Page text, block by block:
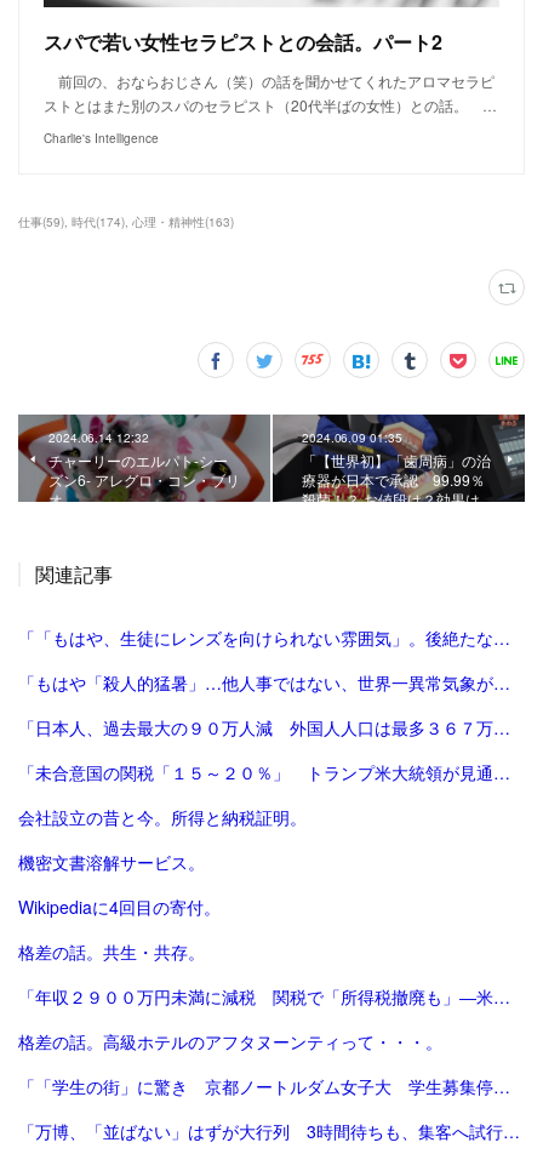
スパで若い女性セラピストとの会話。パート2
前回の、おならおじさん（笑）の話を聞かせてくれたアロマセラピ
ストとはまた別のスパのセラピスト（20代半ばの女性）との話。 …
Charlie's Intelligence
仕事(59) 時代(174) 心理・精神性(163)
2024.06.14 12:32
チャーリーのエルパト-シー
ズン6- アレグロ・コン・ブリ
オ
2024.06.09 01:35
「【世界初】「歯周病」の治
療器が日本で承認 99.99％
殺菌！？ お値段は？効果は…
関連記事
「「もはや、生徒にレンズを向けられない雰囲気」。後絶たない教員による盗撮、現場に波紋――運動会や修学旅行控え、先生が萎縮するワケ | 鹿児島のニュース | 南日本新聞デジタル」
「もはや「殺人的猛暑」…他人事ではない、世界一異常気象が発生する国とは？ | ニュースな本 | ダイヤモンド・オンライン」
「日本人、過去最大の９０万人減 外国人人口は最多３６７万人―総務省：時事ドットコム」
「未合意国の関税「１５～２０％」 トランプ米大統領が見通し：時事ドットコム」
会社設立の昔と今。所得と納税証明。
機密文書溶解サービス。
Wikipediaに4回目の寄付。
格差の話。共生・共存。
「年収２９００万円未満に減税 関税で「所得税撤廃も」―米大統領：時事ドットコム」
格差の話。高級ホテルのアフタヌーンティって・・・。
「「学生の街」に驚き 京都ノートルダム女子大 学生募集停止へ [京都府]：朝日新聞」
「万博、「並ばない」はずが大行列 3時間待ちも、集客へ試行錯誤 ｜ 共同通信」